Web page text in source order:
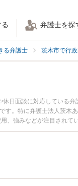
弁護士を探
る弁護士 茨木市で行
日面談に対応している
。特に弁護士法人茨木
、強みなどが注目され
を検索したい』『初回